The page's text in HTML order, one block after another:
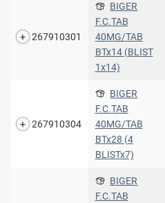
267910301
BIGER
F.C.TAB
40MG/TAB
BTx14 (BLIST
1x14)
267910304
BIGER
F.C.TAB
40MG/TAB
BTx28 (4
BLISTx7)
BIGER
F.C.TAB